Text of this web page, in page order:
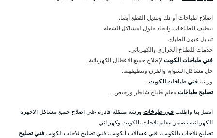
اصلاح طباخات أو فك وتبديل القطع أيضا.
تنظيف الطباخات وايجاد حلول لمشاكل الشعلة.
تبديل عيون الطباخ.
خدمات للطباخ الحراري والكهربائي.
فني طباخات الكويت لإصلاح جميع الاعطال الكهربائية.
حل مشاكل الشواية والفرن وتنظيفهما.
ورشة فني طباخات الكويت.
تصليح طباخاتمعلم طباخ شاطر ورخيص .
اتصل بنا واطلبفني طباخات ورشة متنقلة قادرة على اصلاح جميع مشاكل الاجهزة
الكهربائية تتضمن معلم ثلاجات بالكويت وكهربائي
تصليح ثلاجات بالكويت، فني غسالات الكويت، فني تصليح ثلاجات الكويتفني تصليح